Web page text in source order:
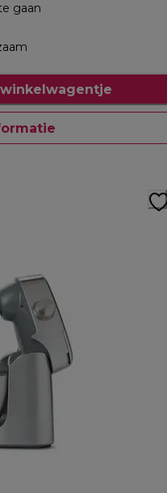
gaan